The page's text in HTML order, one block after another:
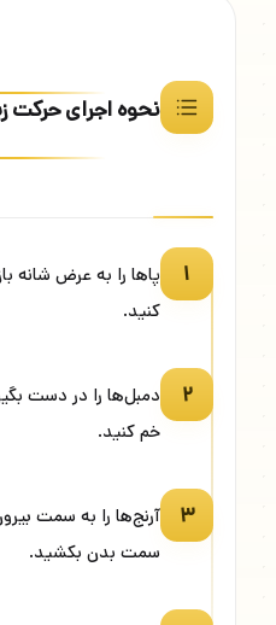
نحوه اجرای حرکت
۱
پاها را به عرض شانه
کنید.
۲
دمبل‌ها را در دست
خم کنید.
۳
آرنج‌ها را به سمت
سمت بدن بکشید.